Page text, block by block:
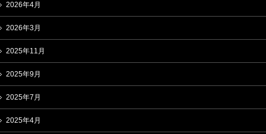
2026年4月
2026年3月
2025年11月
2025年9月
2025年7月
2025年4月